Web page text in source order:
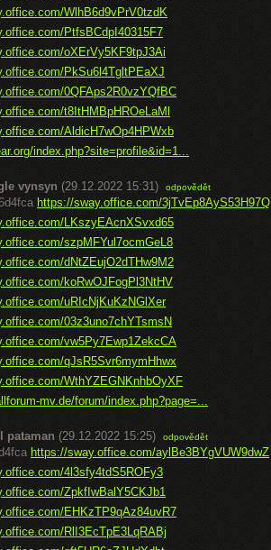
WlhB6d9vPrV0tzdK
PtfsBCdpI40315F7
oXErVy5KF9tpJ3Ai
PkSu6l4TgltPEaXJ
0QFAps2R0vzYQfBC
t8ItHMBpHROeLaMl
AldicH7wOp4HPWxb
index.php?site=profile&id=1...
vynsyn (29.12.2022 15:31) odpovědět
https://sway.office.com/3jTvEp8AyS53H97Q
LKszyEAcnXSvxd65
szpMFYul7ocmGeL8
dNtZEujO2dTHw9M2
koRwOJFogPl3NtHV
uRIcNjKuKzNGlXer
03z3uno7chYTsmsN
vw5Py7Ewp1ZekcCA
qJsR5Svr6mymHhwx
WthYZEGNKnhbOyXF
mv.de/forum/index.php?page=...
pataman (29.12.2022 15:25) odpovědět
https://sway.office.com/aylBe3BYgVUW9dwZ
4l3sfy4tdS5ROFy3
ZpkfIwBalY5CKJb1
EHKzTP9qAz84uvR7
RlI3EcTpE3LqRABj